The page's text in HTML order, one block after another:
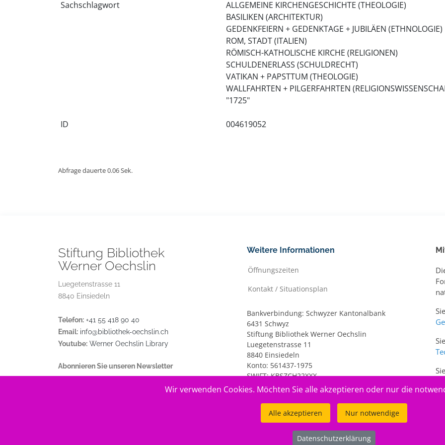
Sachschlagwort
ALLGEMEINE KIRCHENGESCHICHTE (THEOLOGIE)
BASILIKEN (ARCHITEKTUR)
GEDENKFEIERN + GEDENKTAGE + JUBILÄEN (ETHNOLOGIE)
ROM, STADT (ITALIEN)
RÖMISCH-KATHOLISCHE KIRCHE (RELIGIONEN)
SCHULDENERLASS (SCHULDRECHT)
VATIKAN + PAPSTTUM (THEOLOGIE)
WALLFAHRTEN + PILGERFAHRTEN
"1725"
ID 004619052
Abfrage dauerte 0.06 Sek.
Stiftung Bibliothek
Werner Oechslin
Luegetenstrasse 11
8840 Einsiedeln
Telefon: +41 55 418 90 40
Email: info@bibliothek-oechslin.ch
Youtube: Werner Oechslin Library
Abonnieren Sie unseren Newsletter
Weitere Informationen
Öffnungszeiten
Kontakt / Situationsplan
Bankverbindung: Schwyzer Kantonalbank
6431 Schwyz
Stiftung Bibliothek Werner Oechslin
Luegetenstrasse 11
8840 Einsiedeln
Konto: 561437-1975
SWIFT: KBSZCH22XXX
IBAN: CH20 0077 7005 6143 7197 5
Wir verwenden Cookies. Möchten Sie alle akzeptieren oder nur die
Alle akzeptieren Nur notwendige
Datenschutzerklärung